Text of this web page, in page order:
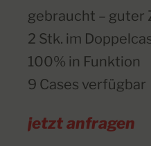
gebraucht – guter
2 Stk. im
100% in Funktion
9 Cases verfügbar
jetzt anfragen